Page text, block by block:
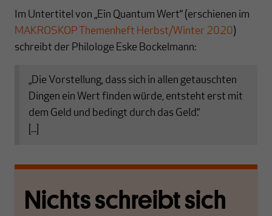
Im Untertitel von „Ein Quantum Wert“ (erschienen im
MAKROSKOP Themenheft Herbst/Winter 2020)
schreibt der Philologe Eske Bockelmann:
„Die Vorstellung, dass sich in allen getauschten
Dingen ein Wert finden würde, entsteht erst mit
dem Geld und bedingt durch das Geld.“
[...]
Nichts schreibt sich